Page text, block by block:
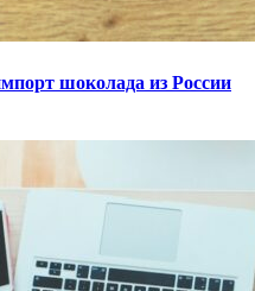
шоколада из России